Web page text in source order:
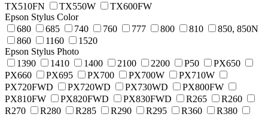
TX510FN
TX550W
TX600FW
Epson Stylus Color
680
685 740 760 777 800 810
850, 850N
860
1160
1520
Epson Stylus Photo
1390
1410 1400 2100 2200 P50
PX650
PX660
PX695 PX700 PX700W
PX710W
PX720FWD
PX720WD PX730WD
PX800FW
PX810FW
PX820FWD PX830FWD R265
R260
R270
R280 R285 R290 R295 R360
R380